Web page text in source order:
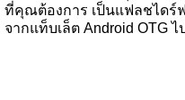
ที่คุณต้องการ เป็นแฟลชไดร์
จากแท็บเล็ต Android OTG